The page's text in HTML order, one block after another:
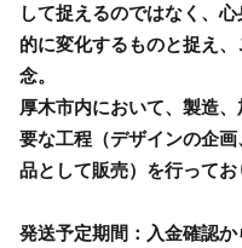
して捉えるのではなく、
的に変化するものと捉え
念。
厚木市内において、製造
要な工程（デザインの企
品として販売）を行ってお
発送予定期間：入金確認か